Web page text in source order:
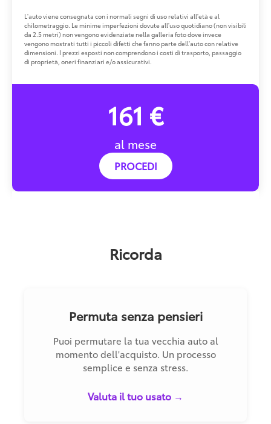
L'auto viene consegnata con i normali segni di uso relativi all'età e al
chilometraggio. Le minime imperfezioni dovute all'uso quotidiano (non visibili
da 2.5 metri) non vengono evidenziate nella galleria foto dove invece
vengono mostrati tutti i piccoli difetti che fanno parte dell'auto con relative
dimensioni. I prezzi esposti non comprendono i costi di trasporto, passaggio
di proprietà, oneri finanziari e/o assicurativi.
161 €
al mese
PROCEDI
Ricorda
Permuta senza pensieri
Puoi permutare la tua vecchia auto al
momento dell'acquisto. Un processo
semplice e senza stress.
Valuta il tuo usato →